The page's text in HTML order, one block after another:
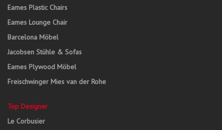
Eames Plastic Chairs
Eames Lounge Chair
Barcelona Möbel
Jacobsen Stühle & Sofas
Eames Plywood Möbel
Freischwinger Mies van der Rohe
Top Designer
Le Corbusier